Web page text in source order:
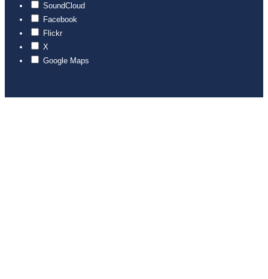
SoundCloud
Facebook
Flickr
X
Google Maps